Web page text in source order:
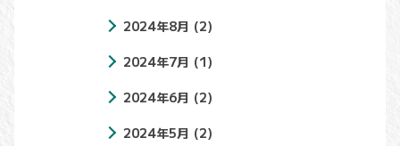
2024年8月 (2)
2024年7月 (1)
2024年6月 (2)
2024年5月 (2)